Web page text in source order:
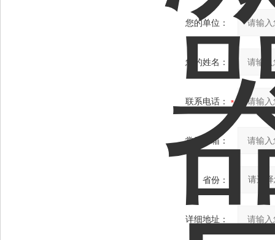
您的单位：
您的姓名：
联系电话：
常用邮箱：
省份：
详细地址：